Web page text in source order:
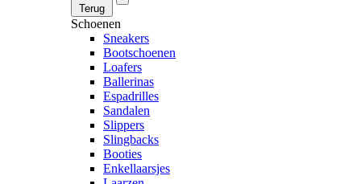
Terug
Schoenen
Sneakers
Bootschoenen
Loafers
Ballerinas
Espadrilles
Sandalen
Slippers
Slingbacks
Booties
Enkellaarsjes